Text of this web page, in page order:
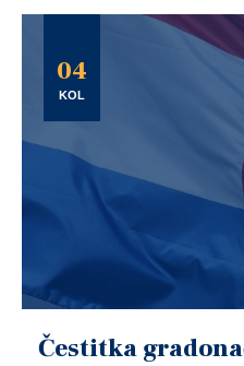
04
KOL
Čestitka